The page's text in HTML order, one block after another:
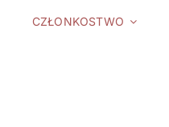
CZŁONKOSTWO